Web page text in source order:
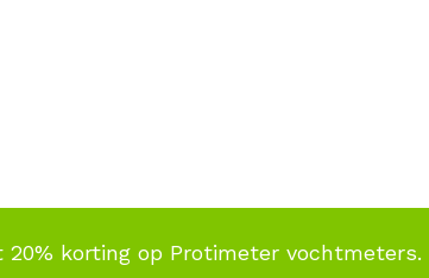
20% korting op Protimeter vochtmeters.